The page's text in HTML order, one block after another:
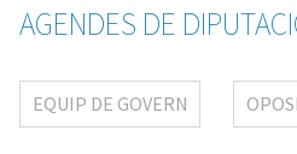
AGENDES DE
EQUIP DE GOVERN